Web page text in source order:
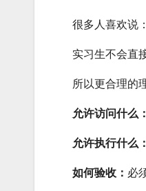
很多人喜欢说
实习生不会直
所以更合理的
允许访问什么：
允许执行什么：
如何验收： 必